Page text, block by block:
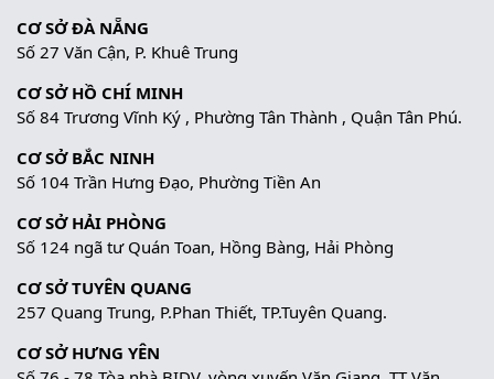
CƠ SỞ ĐÀ NẴNG
Số 27 Văn Cận, P. Khuê Trung
CƠ SỞ HỒ CHÍ MINH
Số 84 Trương Vĩnh Ký , Phường Tân Thành , Quận Tân Phú.
CƠ SỞ BẮC NINH
Số 104 Trần Hưng Đạo, Phường Tiền An
CƠ SỞ HẢI PHÒNG
Số 124 ngã tư Quán Toan, Hồng Bàng, Hải Phòng
CƠ SỞ TUYÊN QUANG
257 Quang Trung, P.Phan Thiết, TP.Tuyên Quang.
CƠ SỞ HƯNG YÊN